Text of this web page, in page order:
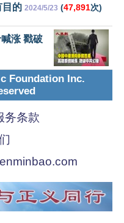
目的 2024/5/23 (47,891次)
涨 戳破
Foundation Inc.
务条款